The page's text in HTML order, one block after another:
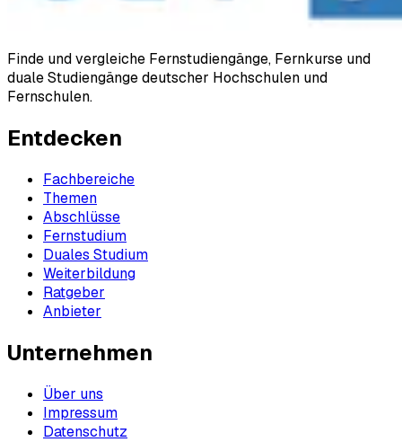
Finde und vergleiche Fernstudiengänge, Fernkurse und
duale Studiengänge deutscher Hochschulen und
Fernschulen.
Entdecken
Fachbereiche
Themen
Abschlüsse
Fernstudium
Duales Studium
Weiterbildung
Ratgeber
Anbieter
Unternehmen
Über uns
Impressum
Datenschutz